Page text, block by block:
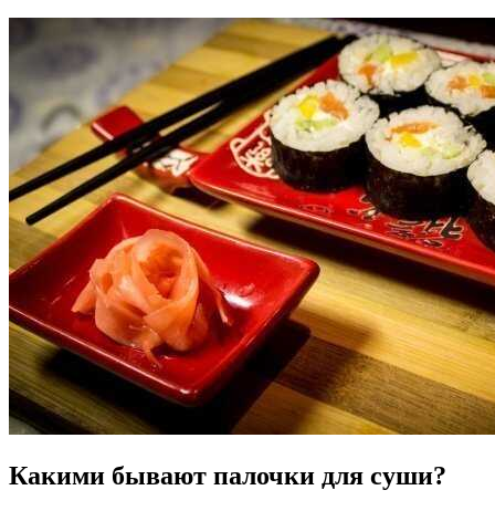
Какими бывают палочки для суши?